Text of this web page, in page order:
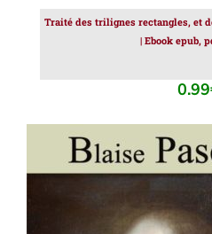
Traité des trilignes rectangles, et
| Ebook epub,
0.99